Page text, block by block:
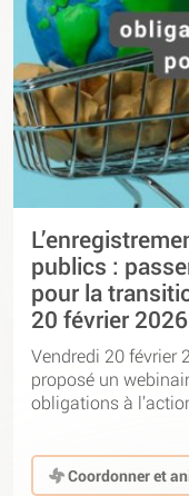
publics :
pour la
20 février
Vendredi 20 février
proposé un
obligations à
Coordonner et